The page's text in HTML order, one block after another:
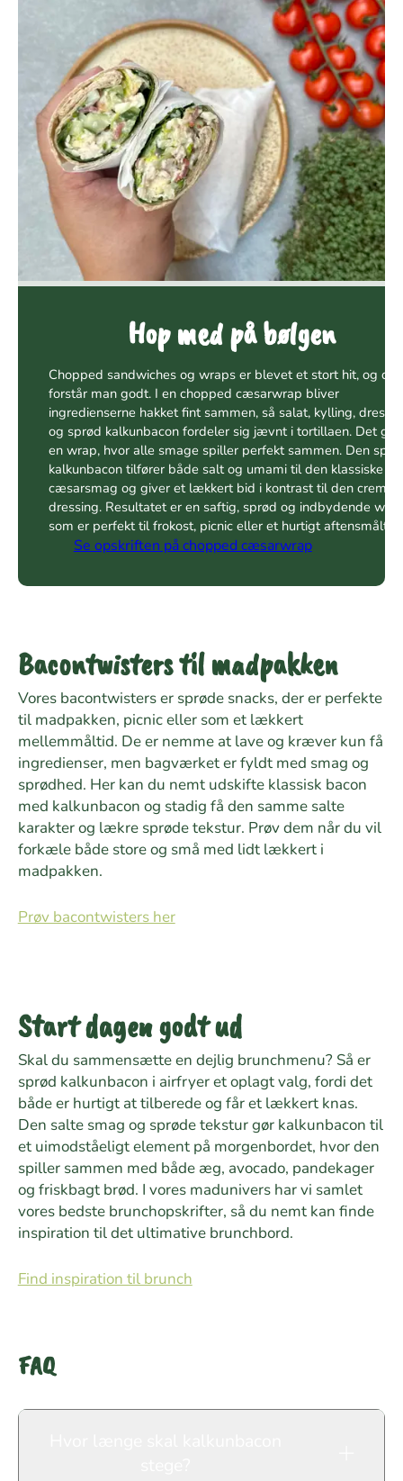
Hop med på bølgen
Chopped sandwiches og wraps er blevet et stort hit, og det
forstår man godt. I en chopped cæsarwrap bliver
ingredienserne hakket fint sammen, så salat, kylling,
og sprød kalkunbacon fordeler sig jævnt i tortillaen. Det
en wrap, hvor alle smage spiller perfekt sammen. Den
kalkunbacon tilfører både salt og umami til den klassiske
cæsarsmag og giver et lækkert bid i kontrast til den
dressing. Resultatet er en saftig, sprød og indbydende
som er perfekt til frokost, picnic eller et hurtigt aftensmåltid.
Se opskriften på chopped cæsarwrap
Bacontwisters til madpakken
Vores bacontwisters er sprøde snacks, der er perfekte
til madpakken, picnic eller som et lækkert
mellemmåltid. De er nemme at lave og kræver kun få
ingredienser, men bagværket er fyldt med smag og
sprødhed. Her kan du nemt udskifte klassisk bacon
med kalkunbacon og stadig få den samme salte
karakter og lækre sprøde tekstur. Prøv dem når du vil
forkæle både store og små med lidt lækkert i
madpakken.
Prøv bacontwisters her
Start dagen godt ud
Skal du sammensætte en dejlig brunchmenu? Så er
sprød kalkunbacon i airfryer et oplagt valg, fordi det
både er hurtigt at tilberede og får et lækkert knas.
Den salte smag og sprøde tekstur gør kalkunbacon til
et uimodståeligt element på morgenbordet, hvor den
spiller sammen med både æg, avocado, pandekager
og friskbagt brød. I vores madunivers har vi samlet
vores bedste brunchopskrifter, så du nemt kan finde
inspiration til det ultimative brunchbord.
Find inspiration til brunch
FAQ